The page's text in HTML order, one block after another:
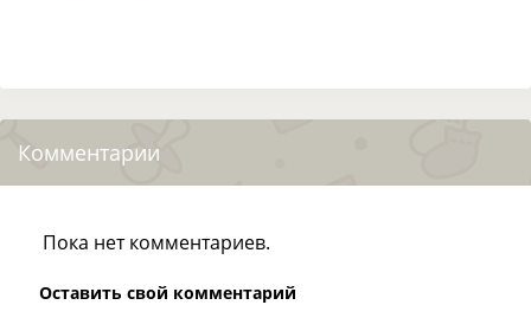
Комментарии
Пока нет комментариев.
Оставить свой комментарий